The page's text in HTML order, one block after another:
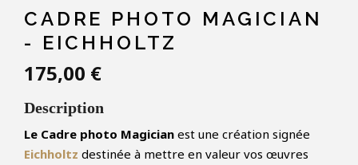
CADRE PHOTO MAGICIAN
- EICHHOLTZ
175,00 €
Description
Le Cadre photo Magician est une création signée
Eichholtz destinée à mettre en valeur vos œuvres